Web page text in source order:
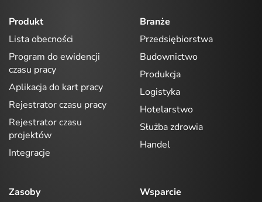
Produkt
Lista obecności
Program do ewidencji
czasu pracy
Aplikacja do kart pracy
Rejestrator czasu pracy
Rejestrator czasu
projektów
Integracje
Branże
Przedsiębiorstwa
Budownictwo
Produkcja
Logistyka
Hotelarstwo
Służba zdrowia
Handel
Zasoby
Wsparcie